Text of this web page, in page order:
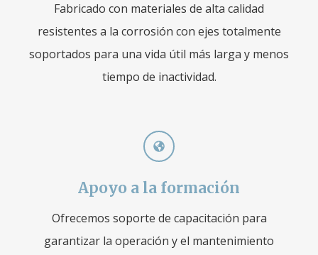
Fabricado con materiales de alta calidad
resistentes a la corrosión con ejes totalmente
soportados para una vida útil más larga y menos
tiempo de inactividad.
Apoyo a la formación
Ofrecemos soporte de capacitación para
garantizar la operación y el mantenimiento